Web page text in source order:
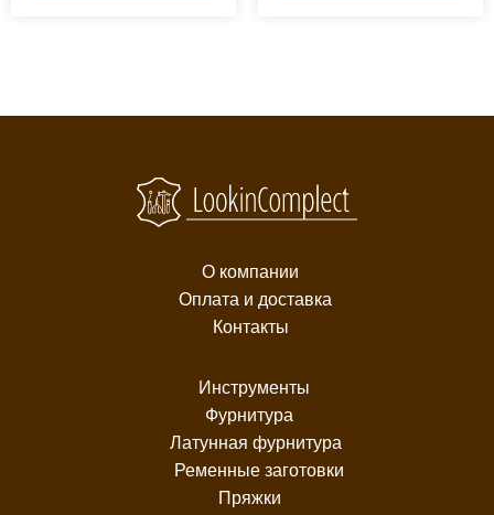
О компании
Оплата и доставка
Контакты
Инструменты
Фурнитура
Латунная фурнитура
Ременные заготовки
Пряжки